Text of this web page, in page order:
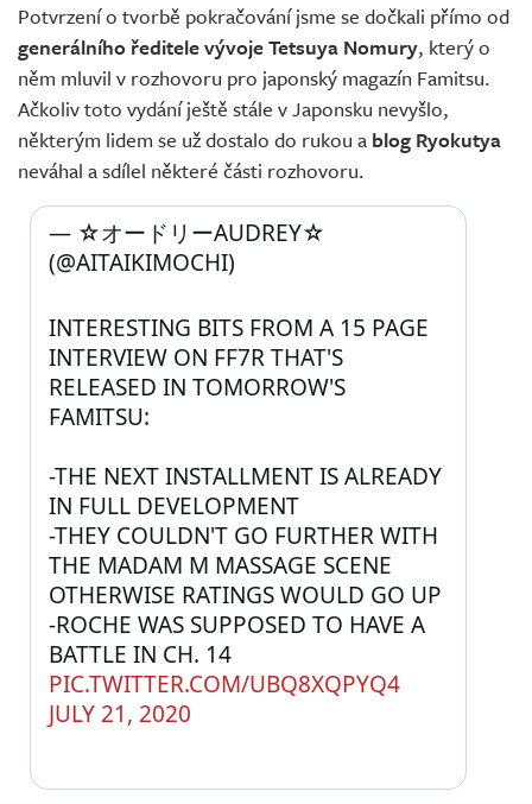
Potvrzení o tvorbě pokračování jsme se dočkali přímo od
generálního ředitele vývoje Tetsuya Nomury, který o
něm mluvil v rozhovoru pro japonský magazín Famitsu.
Ačkoliv toto vydání ještě stále v Japonsku nevyšlo,
některým lidem se už dostalo do rukou a blog Ryokutya
neváhal a sdílel některé části rozhovoru.
INTERESTING BITS FROM A 15 PAGE
INTERVIEW ON FF7R THAT'S
RELEASED IN TOMORROW'S
FAMITSU:
-THE NEXT INSTALLMENT IS ALREADY
IN FULL DEVELOPMENT
-THEY COULDN'T GO FURTHER WITH
THE MADAM M MASSAGE SCENE
OTHERWISE RATINGS WOULD GO UP
-ROCHE WAS SUPPOSED TO HAVE A
PIC.TWITTER.COM/UBQ8XQPYQ4
— ☆オードリーAUDREY☆
(@AITAIKIMOCHI)
JULY 21, 2020